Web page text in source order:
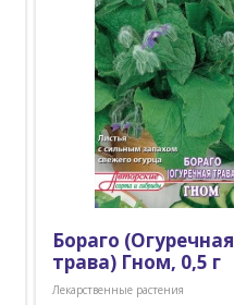
Бораго (Огуречная
трава) Гном, 0,5 г
Лекарственные растения